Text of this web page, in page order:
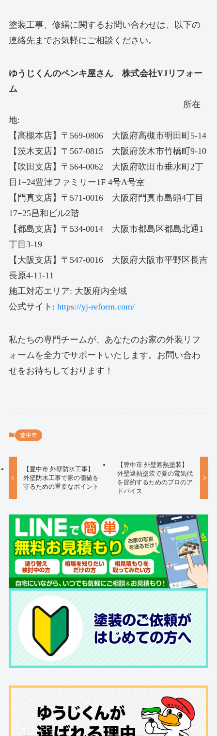
塗装工事、修繕に関するお問い合わせは、以下の
連絡先までお気軽にご相談ください。
ゆうじくんのペンキ屋さん 株式会社YJリフォー
ム
所在
地:
【高槻本店】〒569-0806 大阪府高槻市明田町5-14
【茨木支店】〒567-0815 大阪府茨木市竹橋町9-10
【吹田支店】〒564-0062 大阪府吹田市垂水町2丁
目1−24豊津ファミリー1F 4号A号室
【門真支店】〒571-0016 大阪府門真市島頭4丁目
17−25昌和ビル2階
【都島支店】〒534-0014 大阪市都島区都島北通1
丁目3-19
【大阪支店】〒547-0016 大阪府大阪市平野区長吉
長原4-11-11
施工対応エリア: 大阪府内全域
公式サイト: https://yj-reform.com/
私たちの専門チームが、あなたのお家の外装リフ
ォームを全力でサポートいたします。お問い合わ
せをお待ちしております！
豊中市
【豊中市 外壁防水工事】
外壁防水工事で家の価値を
守るための重要なポイント
【豊中市 外壁遮熱塗装】
外壁遮熱塗装で夏の電気代
を節約するためのプロのア
ドバイス